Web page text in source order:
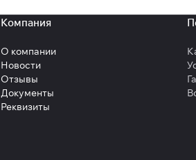
Компания
О компании
Новости
Отзывы
Документы
Реквизиты